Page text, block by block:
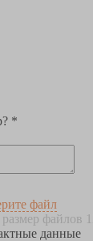
*
файл
файлов
данные